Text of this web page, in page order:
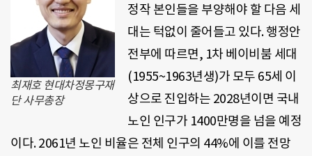
최재호 현대차정몽구재
단 사무총장
정작 본인들을 부양해야 할 다음 세
대는 턱없이 줄어들고 있다. 행정안
전부에 따르면, 1차 베이비붐 세대
(1955~1963년생)가 모두 65세 이
상으로 진입하는 2028년이면 국내
노인 인구가 1400만명을 넘을 예정
이다. 2061년 노인 비율은 전체 인구의 44%에 이를 전망